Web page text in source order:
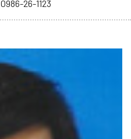
0986-26-1123